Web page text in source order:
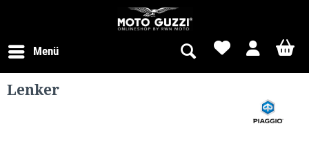
Menü
Lenker